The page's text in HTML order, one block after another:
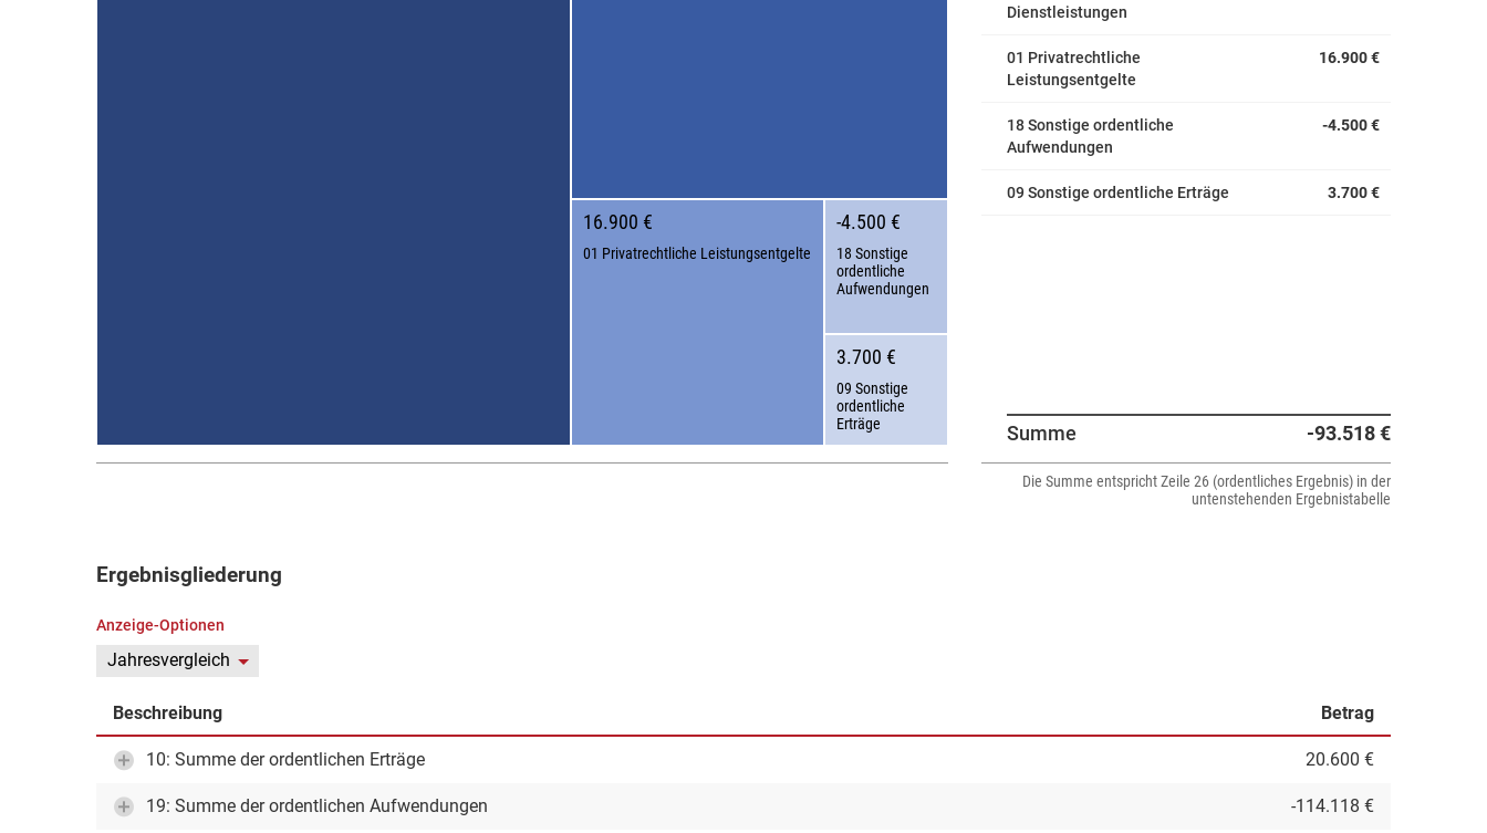
16.900 €
01 Privatrechtliche Leistungsentgelte
-4.500 €
18 Sonstige
ordentliche
Aufwendungen
3.700 €
09 Sonstige
ordentliche
Erträge
Dienstleistungen
01 Privatrechtliche
Leistungsentgelte
16.900 €
18 Sonstige ordentliche
Aufwendungen
-4.500 €
09 Sonstige ordentliche Erträge 3.700 €
Summe -93.518 €
Die Summe entspricht Zeile 26 (ordentliches Ergebnis) in der
untenstehenden Ergebnistabelle
Ergebnisgliederung
Anzeige-Optionen
Jahresvergleich
Beschreibung Betrag
10: Summe der ordentlichen Erträge 20.600 €
19: Summe der ordentlichen Aufwendungen -114.118 €